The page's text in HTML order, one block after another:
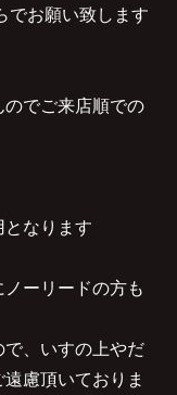
でお願い致します
でご来店順での
となります
ーリードの方も
で、いすの上やだ
慮頂いておりま